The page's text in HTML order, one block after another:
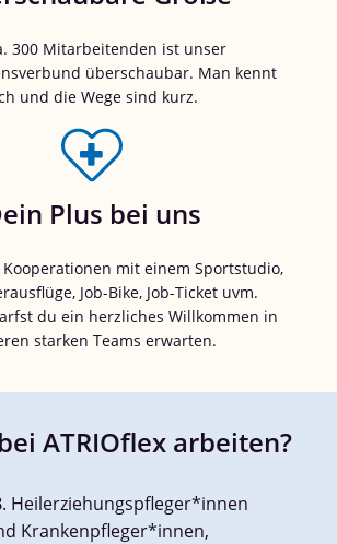
300 Mitarbeitenden ist unser
überschaubar. Man kennt
und die Wege sind kurz.
Plus bei uns
mit einem Sportstudio,
Job-Bike, Job-Ticket uvm.
du ein herzliches Willkommen in
starken Teams erwarten.
ATRIOflex arbeiten?
Heilerziehungspfleger*innen
Krankenpfleger*innen,